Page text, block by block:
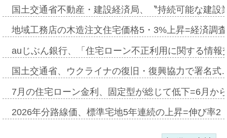
国土交通省不動産・建設経済局、〝持続可能な建
地域工務店の木造注文住宅価格5・3%上昇=経済調
auじぶん銀行、「住宅ローン不正利用に関する情
国土交通省、ウクライナの復旧・復興協力で署名
7月の住宅ローン金利、固定型が総じて低下=6月か
2026年分路線価、標準宅地5年連続の上昇=伸び率